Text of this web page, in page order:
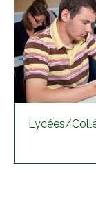
Lycées/